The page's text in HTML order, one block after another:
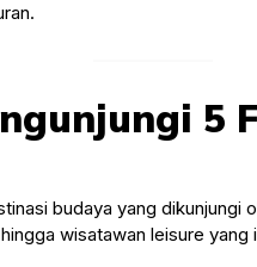
5
budaya yang
wisatawan leisure yang